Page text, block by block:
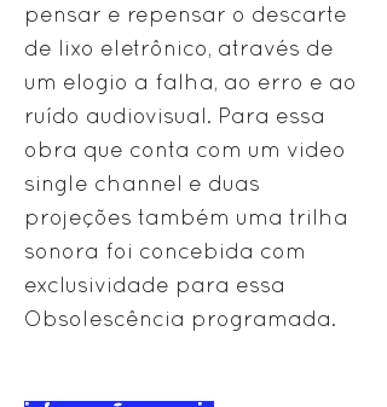
pensar e repensar o descarte
de lixo eletrônico, através de
um elogio a falha, ao erro e ao
ruído audiovisual. Para essa
obra que conta com um video
single channel e duas
projeções também uma trilha
sonora foi concebida com
exclusividade para essa
Obsolescência programada.